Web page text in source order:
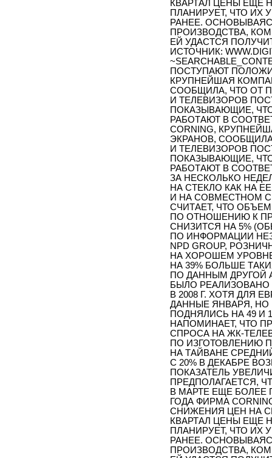
КВАРТАЛ ЦЕНЫ ЕЩЕ
ПЛАНИРУЕТ, ЧТО ИХ
РАНЕЕ.
ПРОИЗВОДСТВА,
ЕЙ УДАСТСЯ
ИСТОЧНИК:
ПОСТУПАЮТ
КРУПНЕЙШАЯ
СООБЩИЛА, ЧТО ОТ
И ТЕЛЕВИЗОРОВ
ПОКАЗЫВАЮЩИЕ,
РАБОТАЮТ В
CORNING,
ЭКРАНОВ,
И ТЕЛЕВИЗОРОВ
ПОКАЗЫВАЮЩИЕ,
РАБОТАЮТ В
ЗА НЕСКОЛЬКО
НА СТЕКЛО КАК НА
И НА СОВМЕСТНОМ С
СЧИТАЕТ, ЧТО
ПО ОТНОШЕНИЮ К
СНИЗИТСЯ НА 5%
ПО ИНФОРМАЦИИ
NPD GROUP,
НА ХОРОШЕМ
НА 39% БОЛЬШЕ
ПО ДАННЫМ ДРУГОЙ
БЫЛО РЕАЛИЗОВАНО
В 2008 Г. ХОТЯ ДЛЯ
ДАННЫЕ ЯНВАРЯ, НО
ПОДНЯЛИСЬ НА 49 И
НАПОМИНАЕТ, ЧТО
СПРОСА НА ЖК-
ПО ИЗГОТОВЛЕНИЮ
НА ТАЙВАНЕ
С 20% В ДЕКАБРЕ
ПОКАЗАТЕЛЬ
ПРЕДПОЛАГАЕТСЯ,
В МАРТЕ ЕЩЕ БОЛЕЕ
ГОДА ФИРМА
СНИЖЕНИЯ ЦЕН НА
КВАРТАЛ ЦЕНЫ ЕЩЕ
ПЛАНИРУЕТ, ЧТО ИХ
РАНЕЕ.
ПРОИЗВОДСТВА,